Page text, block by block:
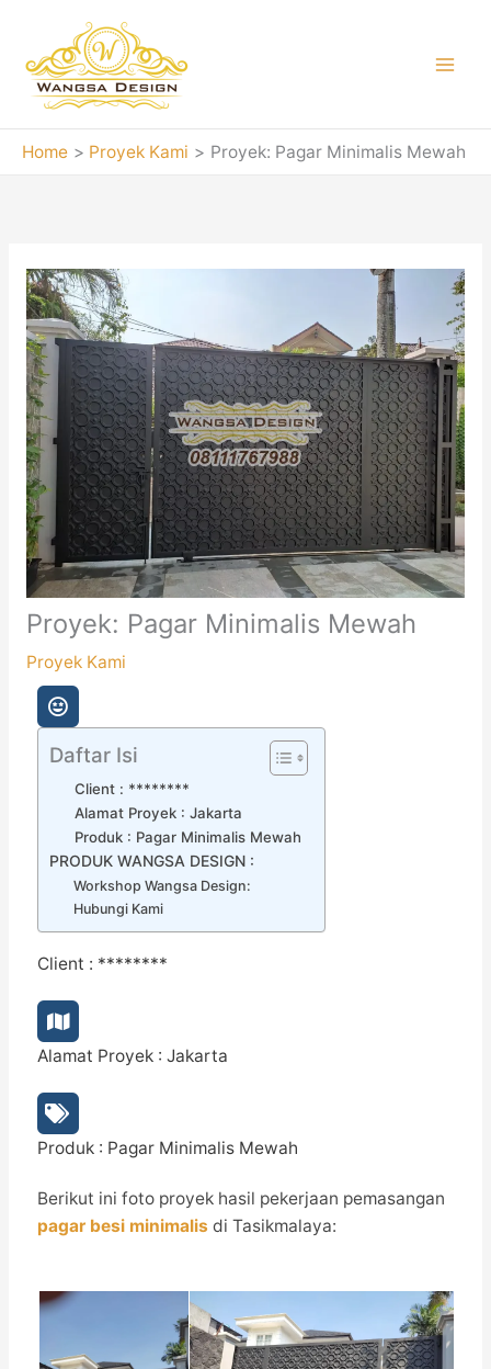
content
Home Proyek Kami Proyek: Pagar Minimalis Mewah
Proyek: Pagar Minimalis Mewah
Proyek Kami
Daftar Isi
Client : ********
Alamat Proyek : Jakarta
Produk : Pagar Minimalis Mewah
PRODUK WANGSA DESIGN :
Workshop Wangsa Design:
Hubungi Kami
Client : ********
Alamat Proyek : Jakarta
Produk : Pagar Minimalis Mewah
Berikut ini foto proyek hasil pekerjaan pemasangan
pagar besi minimalis di Tasikmalaya: